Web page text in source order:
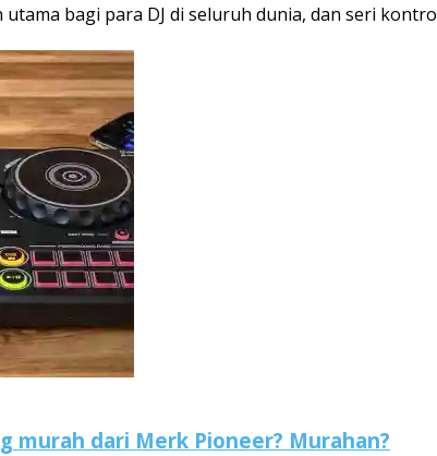
bagi para DJ di seluruh dunia, dan seri
murah dari Merk Pioneer? Murahan?